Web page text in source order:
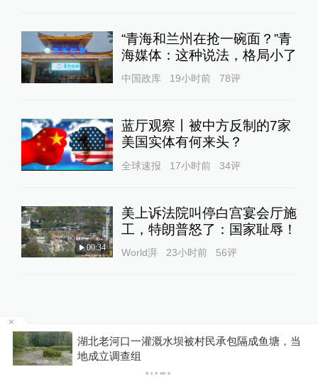
“青海和兰州在抢一碗面？”青
海媒体：这种说法，格局小了
中国政库 19小时前 78评
蓝厅观察丨被中方反制的7家
美国实体有何来头？
全球速报 17小时前 34评
00:34
美上诉法院叫停白宫宴会厅施
工，特朗普怒了：国家耻辱！
World湃 23小时前 56评
湖北老河口一灌溉水坝被村民承包隔成鱼塘，当
地成立调查组
关于澎湃 |联系我们 | 法律声明 |澎湃广告